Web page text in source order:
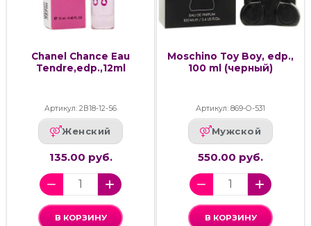
Chanel Chance Eau
Tendre,edp.,12ml
Артикул: 2В18-12-56
Женский
135.00 руб.
В КОРЗИНУ
Moschino Toy Boy, edp.,
100 ml (черный)
Артикул: 869-О-531
Мужской
550.00 руб.
В КОРЗИНУ